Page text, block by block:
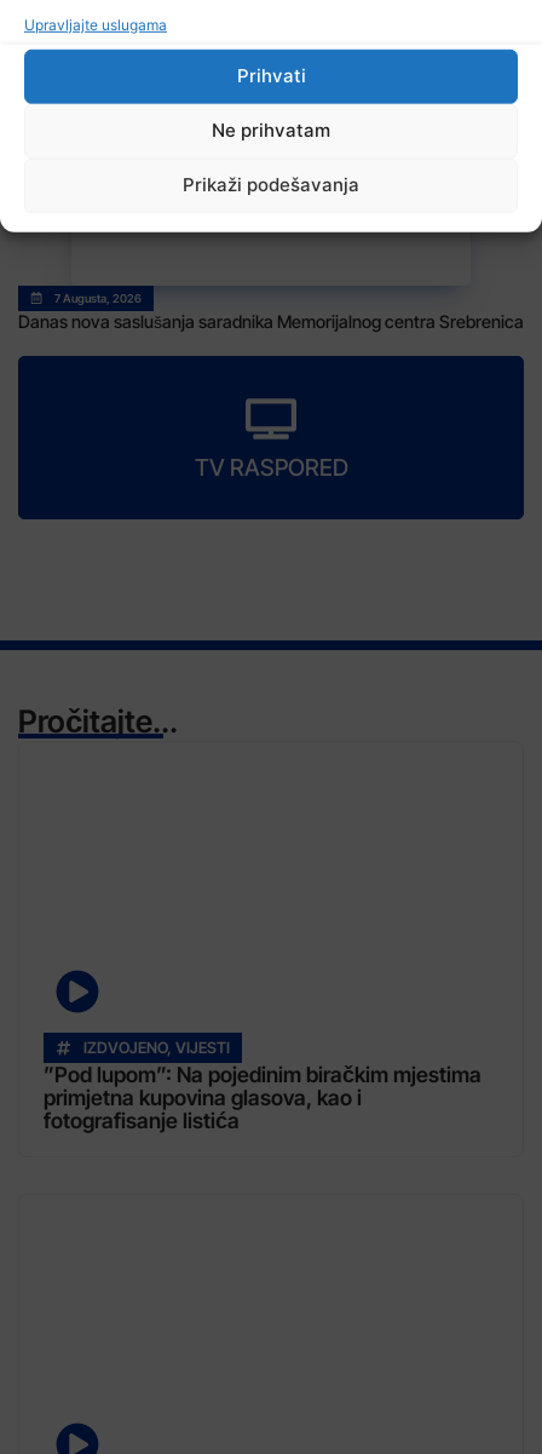
Upravljajte uslugama
Prihvati
Ne prihvatam
Prikaži podešavanja
7 Augusta, 2026
7 Augusta, 2026
Danas nova saslušanja saradnika Memorijalnog centra Srebrenica
TV RASPORED
Pročitajte...
IZDVOJENO, VIJESTI
”Pod lupom”: Na pojedinim biračkim mjestima
primjetna kupovina glasova, kao i
fotografisanje listića